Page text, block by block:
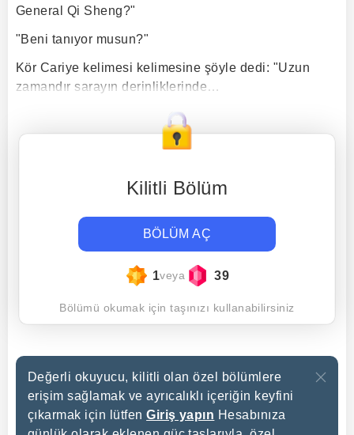
General Qi Sheng?"
"Beni tanıyor musun?"
Kör Cariye kelimesi kelimesine şöyle dedi: "Uzun
zamandır sarayın derinliklerinde…
Kilitli Bölüm
BÖLÜM AÇ
1veya 39
Bölümü okumak için taşınızı kullanabilirsiniz
Değerli okuyucu, kilitli olan özel bölümlere
erişim sağlamak ve ayrıcalıklı içeriğin keyfini
çıkarmak için lütfenGiriş yapın Hesabınıza